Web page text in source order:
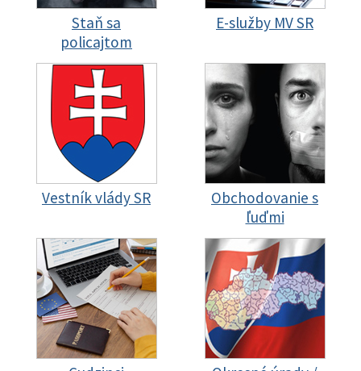
Staň sa
policajtom
E-služby MV SR
Vestník vlády SR
Obchodovanie s
ľuďmi